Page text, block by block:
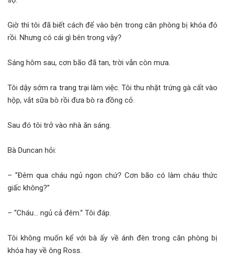
Giờ thì tôi đã biết cách để vào bên trong căn phòng bị khóa đó
rồi. Nhưng có cái gì bên trong vậy?
Sáng hôm sau, cơn bão đã tan, trời vẫn còn mưa.
Tôi dậy sớm ra trang trại làm việc. Tôi thu nhặt trứng gà cất vào
hộp, vắt sữa bò rồi đưa bò ra đồng cỏ.
Sau đó tôi trở vào nhà ăn sáng.
Bà Duncan hỏi:
– “Đêm qua cháu ngủ ngon chứ? Cơn bão có làm cháu thức
giấc không?”
– “Cháu… ngủ cả đêm.” Tôi đáp.
Tôi không muốn kể với bà ấy về ánh đèn trong căn phòng bị
khóa hay về ông Ross.